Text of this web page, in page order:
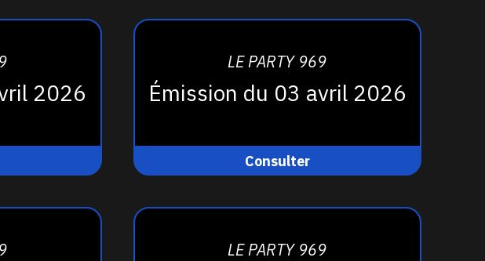
2026
LE PARTY 969
Émission du 03 avril 2026
Consulter
LE PARTY 969